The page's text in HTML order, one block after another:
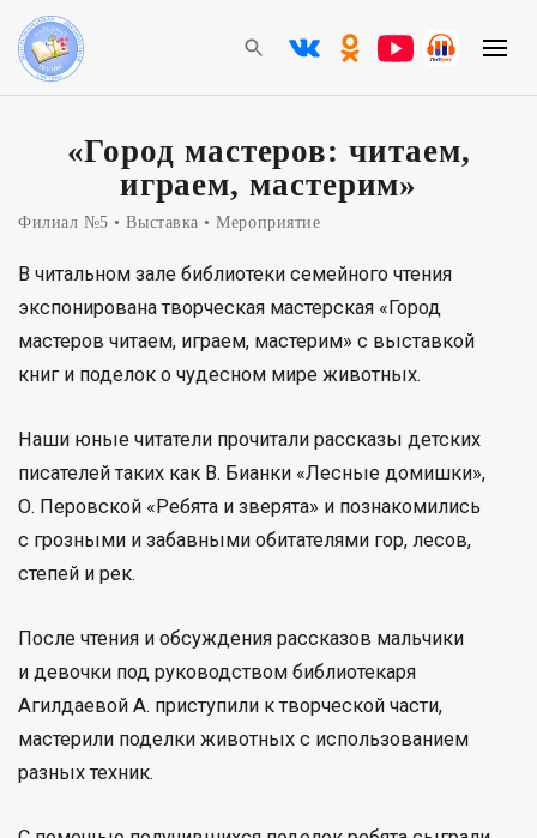
«Город мастеров: читаем,
играем, мастерим»
Филиал №5 Выставка Мероприятие
В читальном зале библиотеки семейного чтения
экспонирована творческая мастерская «Город
мастеров читаем, играем, мастерим» с выставкой
книг и поделок о чудесном мире животных.
Наши юные читатели прочитали рассказы детских
писателей таких как В. Бианки «Лесные домишки»,
О. Перовской «Ребята и зверята» и познакомились
с грозными и забавными обитателями гор, лесов,
степей и рек.
После чтения и обсуждения рассказов мальчики
и девочки под руководством библиотекаря
Агилдаевой А. приступили к творческой части,
мастерили поделки животных с использованием
разных техник.